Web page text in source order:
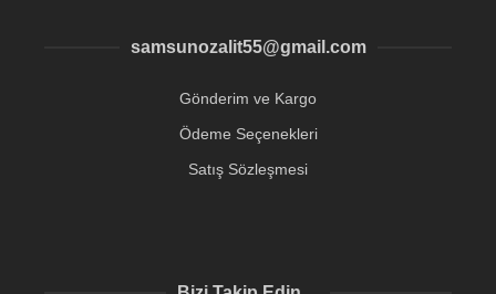
samsunozalit55@gmail.com
Gönderim ve Kargo
Ödeme Seçenekleri
Satış Sözleşmesi